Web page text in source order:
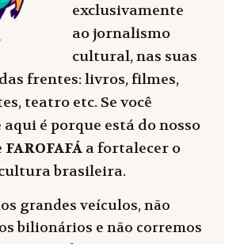
exclusivamente
ao jornalismo
cultural, nas suas
frentes: livros, filmes,
teatro etc. Se você
aqui é porque está do nosso
FAROFAFÁ a fortalecer o
brasileira.
grandes veículos, não
bilionários e não corremos